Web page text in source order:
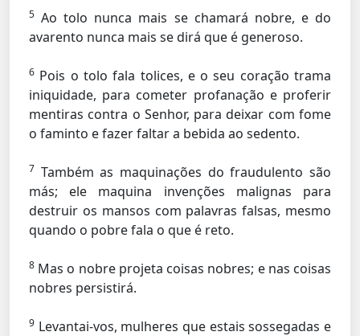
5 Ao tolo nunca mais se chamará nobre, e do
avarento nunca mais se dirá que é generoso.
6 Pois o tolo fala tolices, e o seu coração trama
iniquidade, para cometer profanação e proferir
mentiras contra o Senhor, para deixar com fome
o faminto e fazer faltar a bebida ao sedento.
7 Também as maquinações do fraudulento são
más; ele maquina invenções malignas para
destruir os mansos com palavras falsas, mesmo
quando o pobre fala o que é reto.
8 Mas o nobre projeta coisas nobres; e nas coisas
nobres persistirá.
9 Levantai-vos, mulheres que estais sossegadas e